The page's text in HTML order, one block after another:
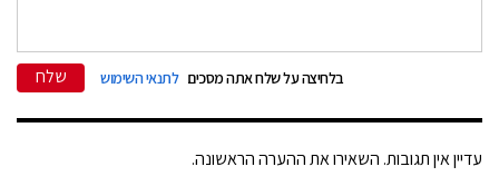
בלחיצה על שלח אתה מסכים לתנאי השימוש שלח
עדיין אין תגובות. השאירו את ההערה הראשונה.